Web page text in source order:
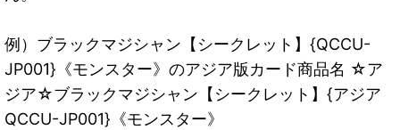
例）ブラックマジシャン【シークレット】{QCCU-
JP001}《モンスター》のアジア版カード商品名 ☆ア
ジア☆ブラックマジシャン【シークレット】{アジア
QCCU-JP001}《モンスター》